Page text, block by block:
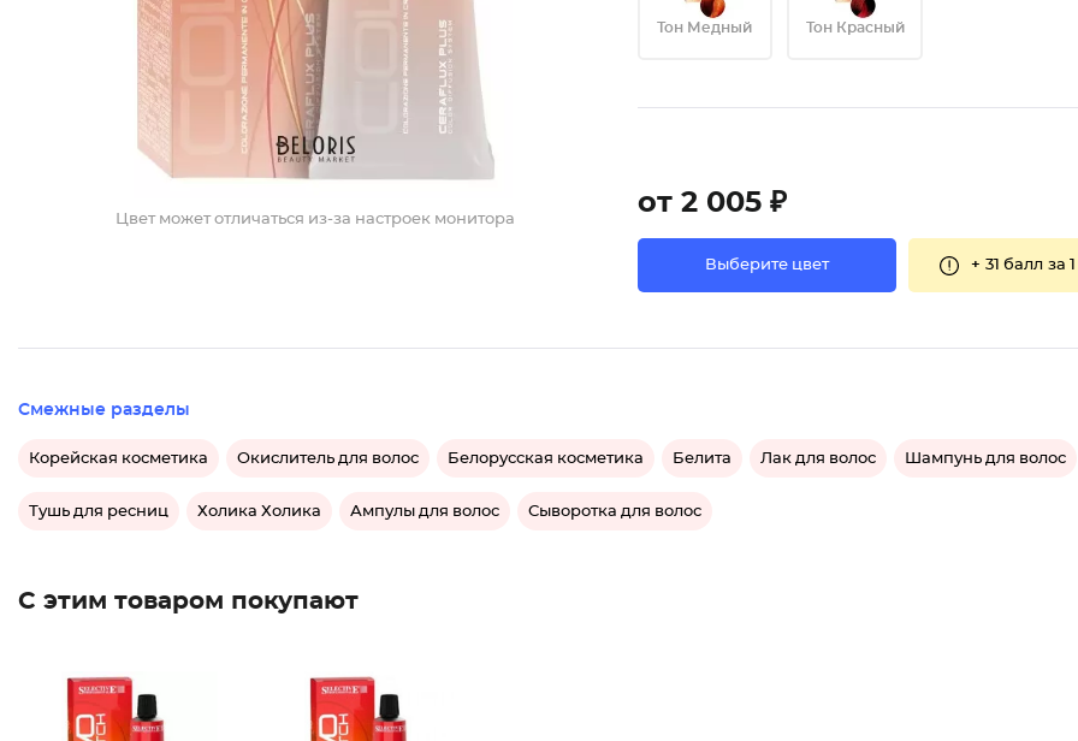
Цвет может отличаться из-за настроек монитора
Тон Медный Тон Красный
от 2 005 ₽
Выберите цвет + 31 балл за
Смежные разделы
Корейская косметика Окислитель для волос Белорусская косметика Белита Лак для волос Шампунь для волос
Тушь для ресниц Холика Холика Ампулы для волос Сыворотка для волос
С этим товаром покупают